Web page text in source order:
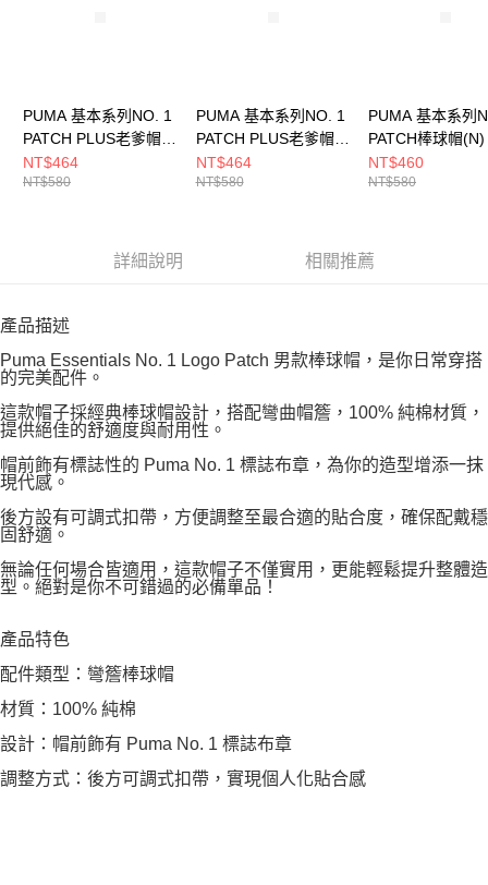
PUMA 基本系列NO. 1
PATCH PLUS老爹帽
(N) 男女 休閒帽
02641603
NT$464
NT$580
PUMA 基本系列NO. 1
PATCH PLUS老爹帽
(N) 男女 休閒帽
02641601
NT$464
NT$580
PUMA 基本系列
PATCH棒球帽
休閒帽 02599703
NT$460
NT$580
詳細說明 相關推薦
產品描述
Puma Essentials No. 1 Logo Patch 男款棒球帽，是你日常穿搭
的完美配件。
這款帽子採經典棒球帽設計，搭配彎曲帽簷，100% 純棉材質，
提供絕佳的舒適度與耐用性。
帽前飾有標誌性的 Puma No. 1 標誌布章，為你的造型增添一抹
現代感。
後方設有可調式扣帶，方便調整至最合適的貼合度，確保配戴穩
固舒適。
無論任何場合皆適用，這款帽子不僅實用，更能輕鬆提升整體造
型。絕對是你不可錯過的必備單品！
產品特色
配件類型：彎簷棒球帽
材質：100% 純棉
設計：帽前飾有 Puma No. 1 標誌布章
調整方式：後方可調式扣帶，實現個人化貼合感